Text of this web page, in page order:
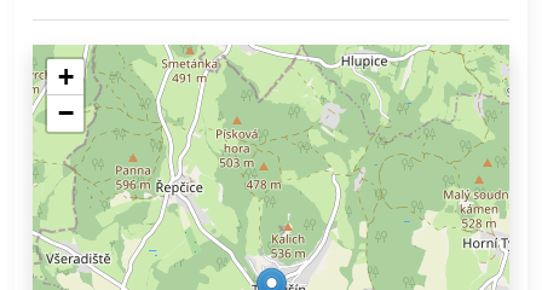
+
−